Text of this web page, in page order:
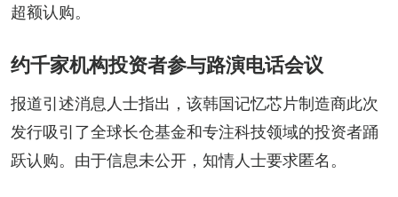
超额认购。
约千家机构投资者参与路演电话会议
报道引述消息人士指出，该韩国记忆芯片制造商此次
发行吸引了全球长仓基金和专注科技领域的投资者踊
跃认购。由于信息未公开，知情人士要求匿名。